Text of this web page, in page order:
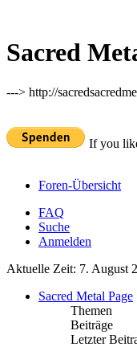
Sacred
---> http://
If you
Foren-Übersicht
FAQ
Suche
Anmelden
Aktuelle Zeit: 7. August
Sacred Metal Page
Themen
Beiträge
Letzter